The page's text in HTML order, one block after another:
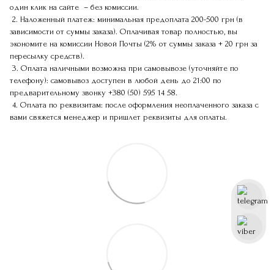
один клик на сайте – без комиссии.
2. Наложенный платеж: минимальная предоплата 200-500 грн (в
зависимости от суммы заказа). Оплачивая товар полностью, вы
экономите на комиссии Новой Почты (2% от суммы заказа + 20 грн за
пересылку средств).
3. Оплата наличными возможна при самовывозе (уточняйте по
телефону): самовывоз доступен в любой день до 21:00 по
предварительному звонку +380 (50) 595 14 58.
4. Оплата по реквизитам: после оформления неоплаченного заказа с
вами свяжется менеджер и пришлет реквизиты для оплаты.